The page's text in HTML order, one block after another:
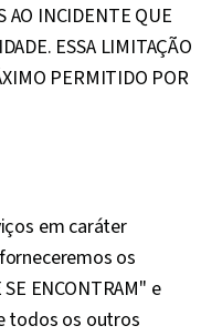
AO INCIDENTE QUE
ESSA LIMITAÇÃO
PERMITIDO POR
em caráter
os
ENCONTRAM" e
todos os outros